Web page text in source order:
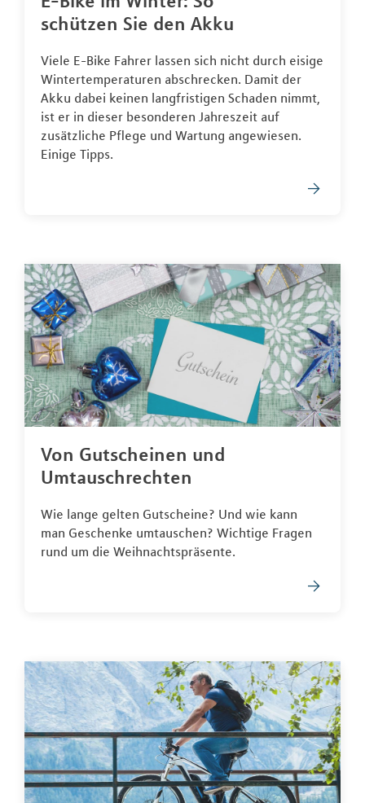
schützen Sie den Akku
Viele E-Bike Fahrer lassen sich nicht durch eisige
Wintertemperaturen abschrecken. Damit der
Akku dabei keinen langfristigen Schaden nimmt,
ist er in dieser besonderen Jahreszeit auf
zusätzliche Pflege und Wartung angewiesen.
Einige Tipps.
Von Gutscheinen und
Umtauschrechten
Wie lange gelten Gutscheine? Und wie kann
man Geschenke umtauschen? Wichtige Fragen
rund um die Weihnachtspräsente.